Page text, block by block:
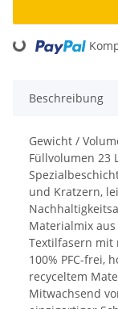
Loading...
Beschreibung
Gewicht /
Füllvolumen 23
und Kratzern,
Materialmix aus
Textilfasern mit
100% PFC-frei,
recyceltem
Mitwachsend